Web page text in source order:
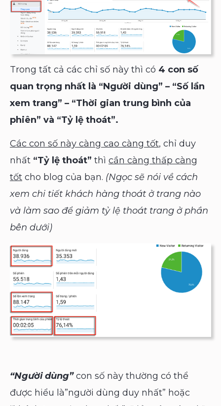
Trong tất cả các chỉ số này thì có 4 con số
quan trọng nhất là “Người dùng” – “Số lần
xem trang” – “Thời gian trung bình của
phiên” và “Tỷ lệ thoát”.
Các con số này càng cao càng tốt, chỉ duy
nhất “Tỷ lệ thoát” thì cần càng thấp càng
tốt cho blog của bạn. (Ngọc sẽ nói về cách
xem chi tiết khách hàng thoát ở trang nào
và làm sao để giảm tỷ lệ thoát trang ở phần
bên dưới)
“Người dùng”con số này thường có thể
được hiểu là”người dùng duy nhất” hoặc